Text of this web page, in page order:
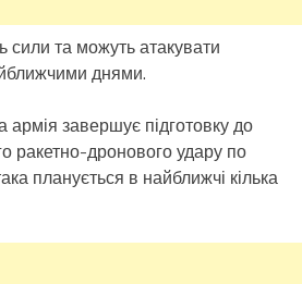
та можуть атакувати
днями.
армія завершує підготовку до
ракетно-дронового удару по
планується в найближчі кілька